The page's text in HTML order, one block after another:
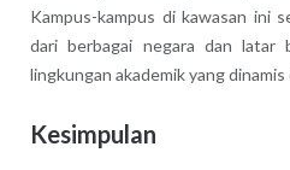
Kampus-kampus di kawasan ini
dari berbagai negara dan latar
lingkungan akademik yang
Kesimpulan